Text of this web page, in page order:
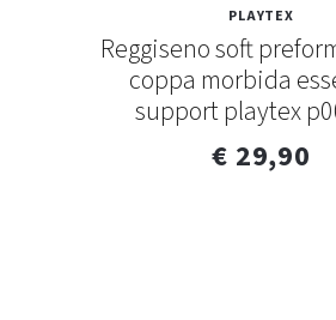
PLAYTEX
Reggiseno soft
coppa morbida
support playtex
€ 29,90